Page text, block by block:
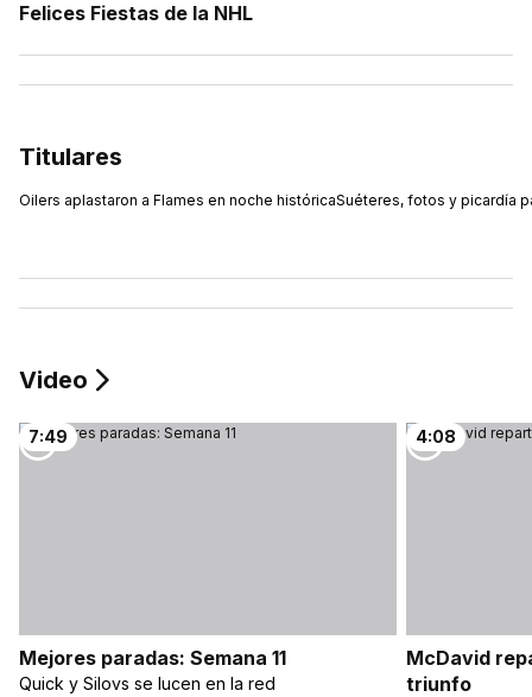
Felices Fiestas de la NHL
Titulares
Oilers aplastaron a Flames en noche históricaSuéteres, fotos y picardía
Video
7:49
Mejores paradas: Semana 11
Quick y Silovs se lucen en la red
4:08
McDavid
triunfo